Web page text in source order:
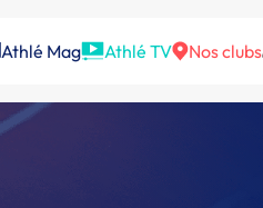
Athlé Mag Athlé TV Nos clubs